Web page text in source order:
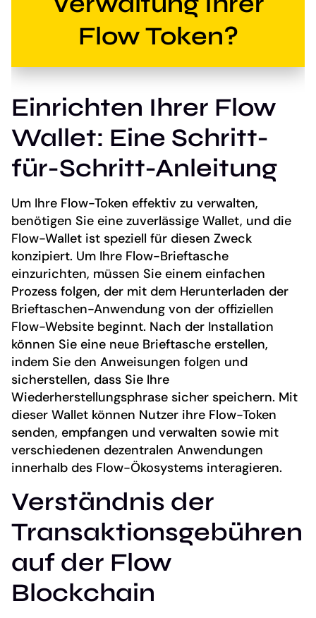
Flow Token?
Einrichten Ihrer Flow
Wallet: Eine Schritt-
für-Schritt-Anleitung
Um Ihre Flow-Token effektiv zu verwalten,
benötigen Sie eine zuverlässige Wallet, und die
Flow-Wallet ist speziell für diesen Zweck
konzipiert. Um Ihre Flow-Brieftasche
einzurichten, müssen Sie einem einfachen
Prozess folgen, der mit dem Herunterladen der
Brieftaschen-Anwendung von der offiziellen
Flow-Website beginnt. Nach der Installation
können Sie eine neue Brieftasche erstellen,
indem Sie den Anweisungen folgen und
sicherstellen, dass Sie Ihre
Wiederherstellungsphrase sicher speichern. Mit
dieser Wallet können Nutzer ihre Flow-Token
senden, empfangen und verwalten sowie mit
verschiedenen dezentralen Anwendungen
innerhalb des Flow-Ökosystems interagieren.
Verständnis der
Transaktionsgebühren
auf der Flow
Blockchain